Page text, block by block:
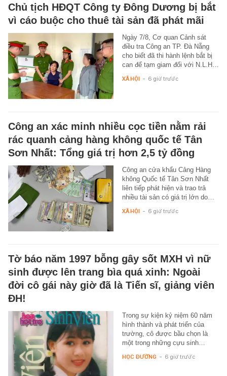
Chủ tịch HĐQT Công ty Đông Dương bị bắt
vì cáo buộc cho thuê tài sản đã phát mãi
Ngày 7/8, Cơ quan Cảnh sát
điều tra Công an TP. Đà Nẵng
cho biết đã thi hành lệnh bắt bị
can để tạm giam đối với N.L.H…
XÃ HỘI - 6 giờ trước
Công an xác minh nhiều cọc tiền nằm rải
rác quanh cảng hàng không quốc tế Tân
Sơn Nhất: Tổng giá trị hơn 2,5 tỷ đồng
Công an cửa khẩu Cảng Hàng
không Quốc tế Tân Sơn Nhất
liên tiếp phát hiện và trao trả
nhiều tài sản có giá trị lớn do…
XÃ HỘI - 6 giờ trước
Tờ báo năm 1997 bỗng gây sốt MXH vì nữ
sinh được lên trang bìa quá xinh: Ngoài
đời cô gái này giờ đã là Tiến sĩ, giảng viên
ĐH!
Trong sự kiện kỷ niệm 60 năm
hình thành và phát triển của
trường, cô được bầu chọn là
một trong những cựu sinh…
HỌC ĐƯỜNG - 6 giờ trước